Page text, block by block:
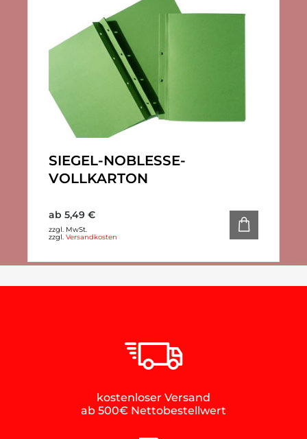
SIEGEL-NOBLESSE-
VOLLKARTON
ab 5,49 €
zzgl. MwSt.
zzgl. Versandkosten
kostenloser Versand
ab 500€ Nettobestellwert